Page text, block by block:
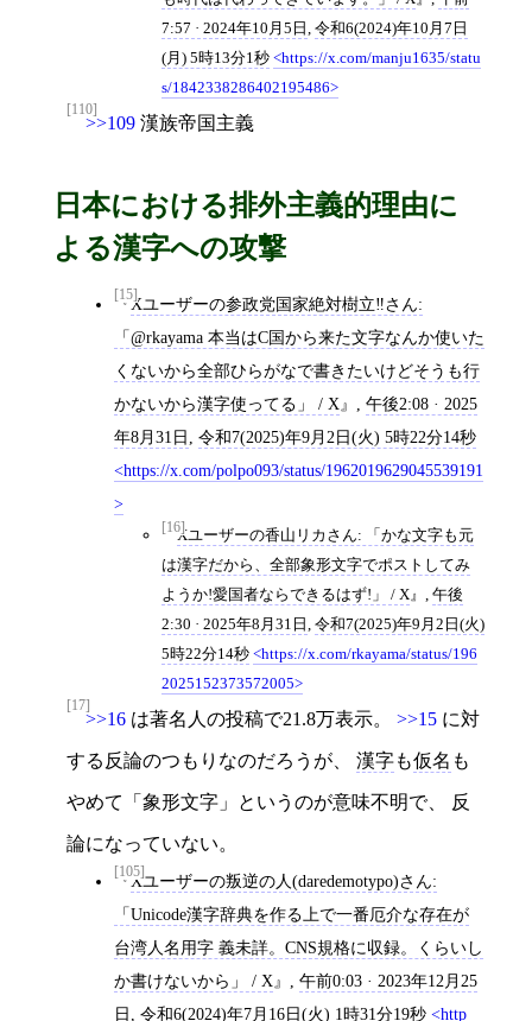
7:57 · 2024年10月5日 令和6(2024)年10月7日
(月) 5時13分1秒
https://x.com/manju1635/statu
s/1842338286402195486
[110]
>>109 漢族帝国主義
日本における排外主義的理由に
よる漢字への攻撃
[15]Xユーザーの参政党国家絶対樹立‼️さん:
「@rkayama 本当はC国から来た文字なんか使いた
くないから全部ひらがなで書きたいけどそうも行
かないから漢字使ってる」 / X
午後2:08 · 2025
年8月31日
令和7(2025)年9月2日(火) 5時22分14秒
https://x.com/polpo093/status/1962019629045539191
[16]Xユーザーの香山リカさん: 「かな文字も元
は漢字だから、全部象形文字でポストしてみ
ようか!愛国者ならできるはず!」 / X
午後
2:30 · 2025年8月31日 令和7(2025)年9月2日(火)
5時22分14秒
https://x.com/rkayama/status/196
2025152373572005
[17]
>>16 は著名人の投稿で21.8万表示。 >>15 に対
する反論のつもりなのだろうが、 漢字も仮名 も
やめて「象形文字」というのが意味不明で、 反
論になっていない。
[105]Xユーザーの叛逆の人(daredemotypo)さん:
「Unicode漢字辞典を作る上で一番厄介な存在が
台湾人名用字 義未詳。CNS規格に収録。くらいし
か書けないから」 / X
午前0:03 · 2023年12月25
日
令和6(2024)年7月16日(火) 1時31分19秒
http